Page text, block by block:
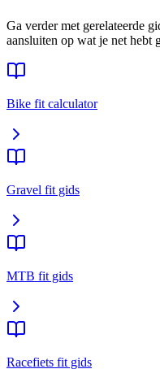
Ga verder met gerelateerde
aansluiten op wat je net hebt
Bike fit calculator
Gravel fit gids
MTB fit gids
Racefiets fit gids